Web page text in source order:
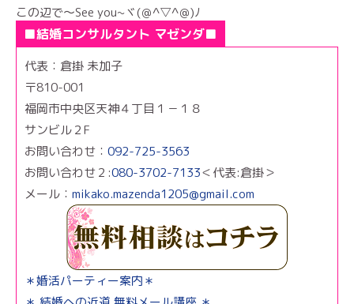
この辺で～See you~ヾ(＠^▽^＠)ﾉ
■結婚コンサルタント マゼンダ■
代表：倉掛 未加子
〒810-001
福岡市中央区天神４丁目１－１８
サンビル２F
お問い合わせ： 092-725-3563
お問い合わせ２:080-3702-7133＜代表:倉掛＞
メール： mikako.mazenda1205@gmail.com
＊婚活パーティー案内＊